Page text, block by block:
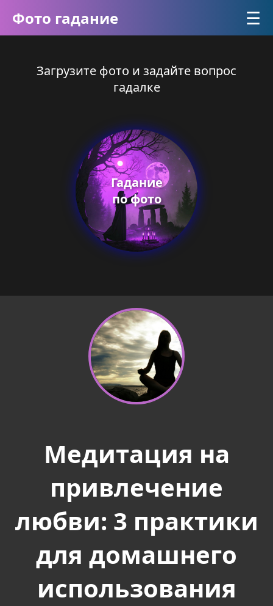
Фото гадание ☰
Загрузите фото и задайте вопрос
гадалке
Гадание
по фото
Медитация на
привлечение
любви: 3 практики
для домашнего
использования